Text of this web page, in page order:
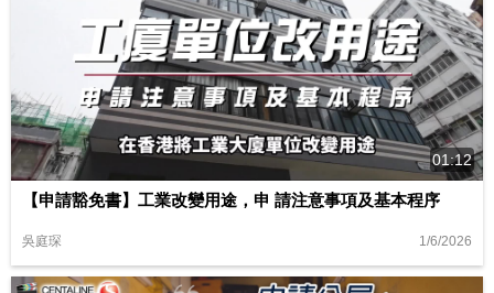
01:12
【申請豁免書】工業改變用途，申 請注意事項及基本程序
吳庭琛 1/6/2026